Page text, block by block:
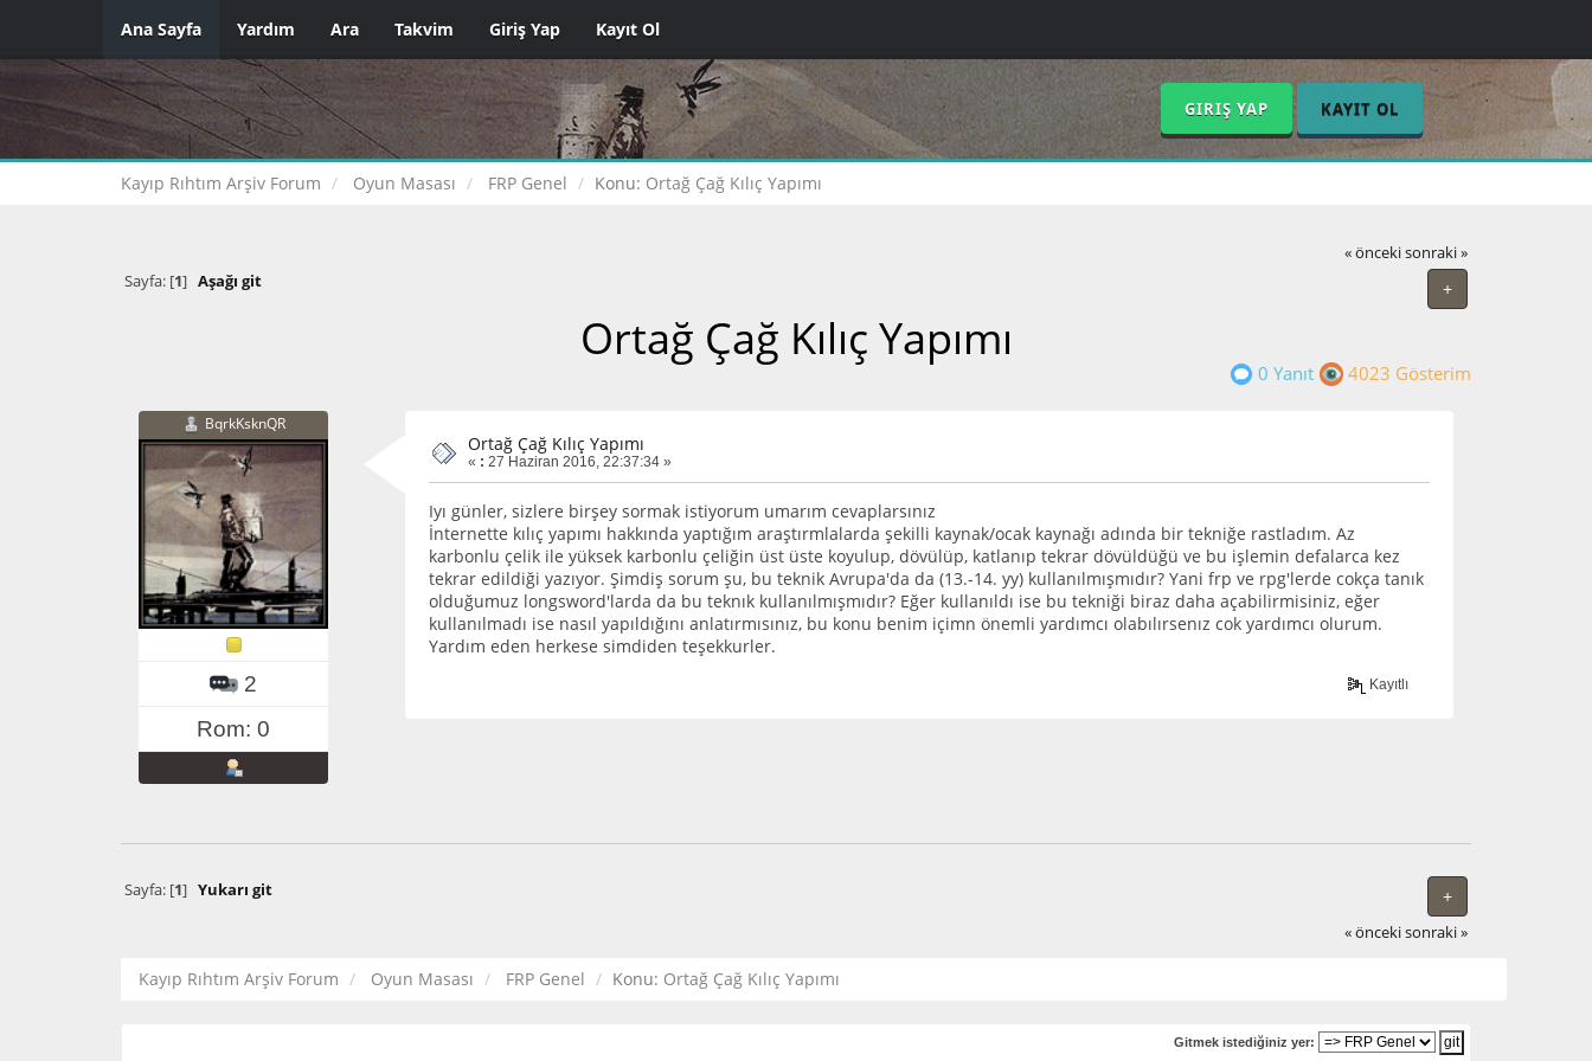
Ana Sayfa Yardım Ara Takvim Giriş Yap Kayıt Ol
GIRIŞ YAP KAYIT OL
Kayıp Rıhtım Arşiv Forum Oyun Masası FRP Genel Konu: Ortağ Çağ Kılıç Yapımı
« önceki sonraki »
+
Sayfa: [1] Aşağı git
Ortağ Çağ Kılıç Yapımı
0 Yanıt 4023 Gösterim
BqrkKsknQR
2
Rom: 0
Ortağ Çağ Kılıç Yapımı
« : 27 Haziran 2016, 22:37:34 »
Iyı günler, sizlere birşey sormak istiyorum umarım cevaplarsınız
İnternette kılıç yapımı hakkında yaptığım araştırmlalarda şekilli kaynak/ocak kaynağı adında bir tekniğe rastladım. Az
karbonlu çelik ile yüksek karbonlu çeliğin üst üste koyulup, dövülüp, katlanıp tekrar dövüldüğü ve bu işlemin defalarca kez
tekrar edildiği yazıyor. Şimdiş sorum şu, bu teknik Avrupa'da da (13.-14. yy) kullanılmışmıdır? Yani frp ve rpg'lerde cokça tanık
olduğumuz longsword'larda da bu teknık kullanılmışmıdır? Eğer kullanıldı ise bu tekniği biraz daha açabilirmisiniz, eğer
kullanılmadı ise nasıl yapıldığını anlatırmısınız, bu konu benim içimn önemli yardımcı olabılırsenız cok yardımcı olurum.
Yardım eden herkese simdiden teşekkurler.
Kayıtlı
+
Sayfa: [1] Yukarı git
« önceki sonraki »
Kayıp Rıhtım Arşiv Forum Oyun Masası FRP Genel Konu: Ortağ Çağ Kılıç Yapımı
Gitmek istediğiniz yer: